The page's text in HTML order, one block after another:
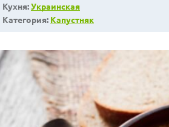
Кухня:Украинская
Категория: Капустняк